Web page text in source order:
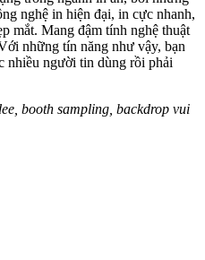
nghệ in hiện đại, in cực nhanh,
mắt. Mang đậm tính nghệ thuật
những tín năng như vậy, bạn
nhiều người tin dùng rồi phải
booth sampling, backdrop vui